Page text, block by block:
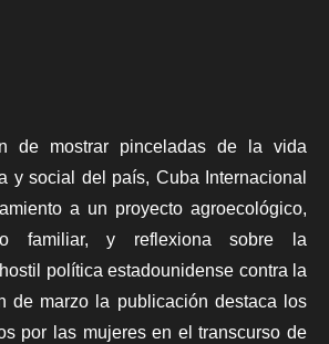
de mostrar pinceladas de la vida
y social del país, Cuba Internacional
a un proyecto agroecológico,
familiar, y reflexiona sobre la
política estadounidense contra la
de marzo la publicación destaca los
por las mujeres en el transcurso de
plugin: wplink